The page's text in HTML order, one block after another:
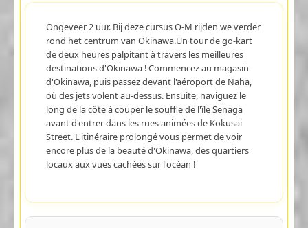
Ongeveer 2 uur. Bij deze cursus O-M rijden we verder
rond het centrum van Okinawa.Un tour de go-kart
de deux heures palpitant à travers les meilleures
destinations d'Okinawa ! Commencez au magasin
d'Okinawa, puis passez devant l'aéroport de Naha,
où des jets volent au-dessus. Ensuite, naviguez le
long de la côte à couper le souffle de l'île Senaga
avant d'entrer dans les rues animées de Kokusai
Street. L'itinéraire prolongé vous permet de voir
encore plus de la beauté d'Okinawa, des quartiers
locaux aux vues cachées sur l'océan !